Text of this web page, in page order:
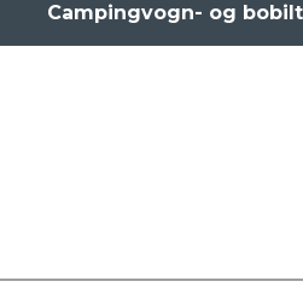
Campingvogn- og